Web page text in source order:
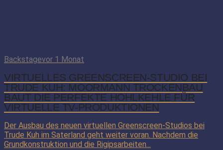
Backstagevor 1 Monat
VIRTUELLES GREENSCREEN-STUDIO BEI
TRUDE KUH: MOORMANN TROCKENBAU
BAUT DIE PERFEKTE HOHLKEHLE FÜR
VIRTUELLE TV-PRODUKTIONEN
Der Ausbau des neuen virtuellen Greenscreen-Studios bei
Trude Kuh im Saterland geht weiter voran. Nachdem die
Grundkonstruktion und die Rigipsarbeiten...